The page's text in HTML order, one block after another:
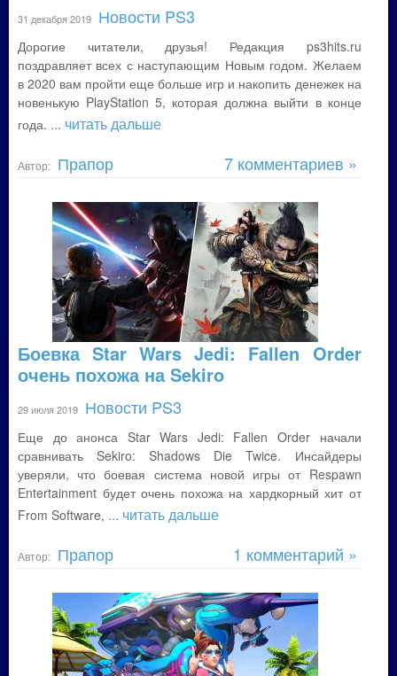
31 декабря 2019 Новости PS3
Дорогие читатели, друзья! Редакция ps3hits.ru
поздравляет всех с наступающим Новым годом. Желаем
в 2020 вам пройти еще больше игр и накопить денежек на
новенькую PlayStation 5, которая должна выйти в конце
года. ... читать дальше
Автор: Прапор 7 комментариев »
Боевка Star Wars Jedi: Fallen Order
очень похожа на Sekiro
29 июля 2019 Новости PS3
Еще до анонса Star Wars Jedi: Fallen Order начали
сравнивать Sekiro: Shadows Die Twice. Инсайдеры
уверяли, что боевая система новой игры от Respawn
Entertainment будет очень похожа на хардкорный хит от
From Software, ... читать дальше
Автор: Прапор 1 комментарий »